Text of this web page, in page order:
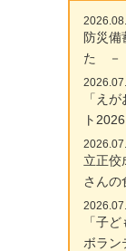
防災備
た －
「え
ト
立正佼
さんの
「子
ボラン